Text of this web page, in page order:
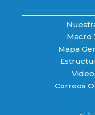
Macro
Mapa
Correos